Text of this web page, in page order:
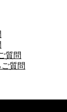
質問
質問